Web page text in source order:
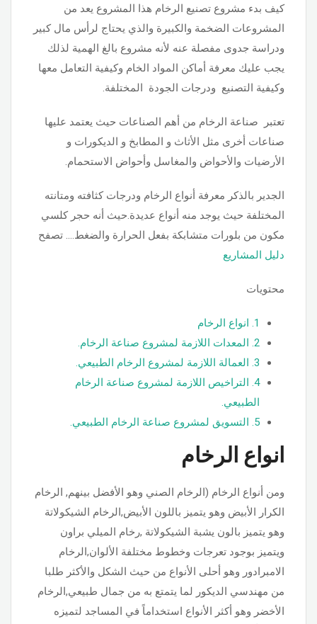
كيف بدء مشروع تصنيع الرخام هذا المشروع يعد من
المشروعات الضخمة والكبيرة والذي يحتاج لرأس مال كبير
ودراسة جدوى مفصلة عنه لأنه مشروع بالغ الهمية لذلك
يجب عليك معرفة أماكن المواد الخام وكيفية التعامل معها
وكيفية التصنيع ودرجات الجودة المختلفة.
تعتبر صناعة الرخام من أهم الصناعات حيث يعتمد عليها
صناعات أخرى مثل الأثاث و المطابخ و الديكورات و
الأرضيات والأحواض والمغاسل وأحواض الاستحمام.
الجدير بالذكر معرفة أنواع الرخام ودرجات كثافته ومتانته
المختلفة حيث يوجد منه أنواع عديدة.حيث أنه حجر كلسي
مكون من بلورات متشابكة بفعل الحرارة والضغط…. تصفح
دليل المشاريع
محتويات
1. انواع الرخام
2. المعدات اللازمة لمشروع صناعة الرخام.
3. العمالة اللازمة لمشروع الرخام الطبيعي.
4. التراخيص اللازمة لمشروع صناعة الرخام
الطبيعي.
5. التسويق لمشروع صناعة الرخام الطبيعي.
انواع الرخام
ومن أنواع الرخام (الرخام الصني وهو الأفضل بينهم, الرخام
الكرار الأبيض وهو يتميز باللون الأبيض,الرخام الشيكولاتة
وهو يتميز بالون يشبة الشيكولاتة ,رخام الميلي براون
ويتميز بوجود تعرجات وخطوط مختلفة الألوان,الرخام
الامبرادور وهو أحلى الأنواع من حيث الشكل والأكثر طلبا
من مهندسي الديكور لما يتمتع به من جمال طبيعي,الرخام
الأخضر وهو أكثر الأنواع استخداماً في المساجد لتميزه